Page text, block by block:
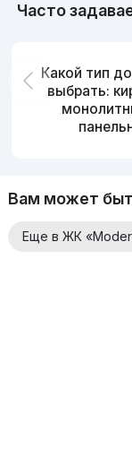
Часто
Какой тип
выбрать:
Вам может
Еще в ЖК